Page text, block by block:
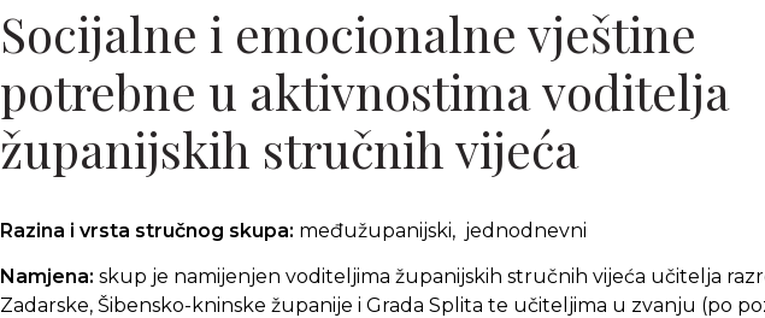
Socijalne i emocionalne vještine
potrebne u aktivnostima voditelja
županijskih stručnih vijeća
Razina i vrsta stručnog skupa: međužupanijski, jednodnevni
Namjena: skup je namijenjen voditeljima županijskih stručnih vijeća učitelja
Zadarske, Šibensko-kninske županije i Grada Splita te učiteljima u zvanju (po